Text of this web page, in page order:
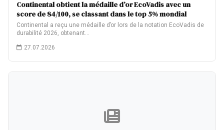
Continental obtient la médaille d’or EcoVadis avec un
score de 84/100, se classant dans le top 5% mondial
Continental a reçu une médaille d’or lors de la notation EcoVadis de
durabilité 2026, obtenant…
27.07.2026